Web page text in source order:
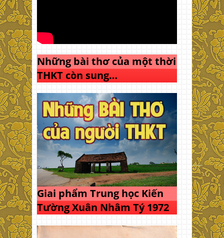
Những bài thơ của một thời
THKT còn sung…
Giai phẩm Trung học Kiến
Tường Xuân Nhâm Tý 1972